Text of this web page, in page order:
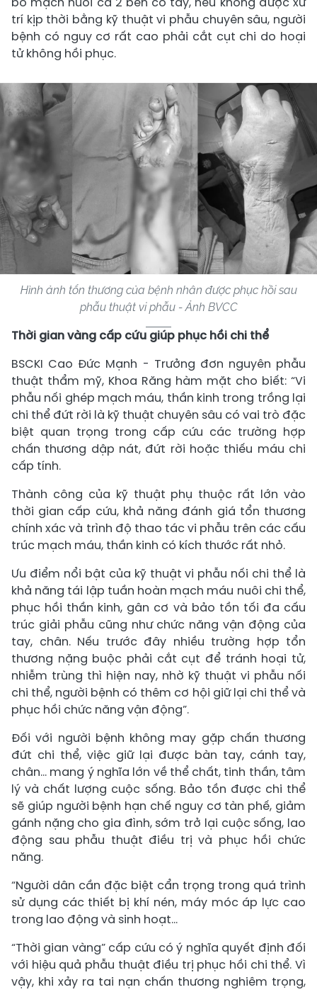
trí kịp thời bằng kỹ thuật vi phẫu chuyên sâu, người
bệnh có nguy cơ rất cao phải cắt cụt chi do hoại
tử không hồi phục.
Hình ảnh tổn thương của bệnh nhân được phục hồi sau
phẫu thuật vi phẫu - Ảnh BVCC
Thời gian vàng cấp cứu giúp phục hồi chi thể
BSCKI Cao Đức Mạnh - Trưởng đơn nguyên phẫu
thuật thẩm mỹ, Khoa Răng hàm mặt cho biết: “Vi
phẫu nối ghép mạch máu, thần kinh trong trồng lại
chi thể đứt rời là kỹ thuật chuyên sâu có vai trò đặc
biệt quan trọng trong cấp cứu các trường hợp
chấn thương dập nát, đứt rời hoặc thiếu máu chi
cấp tính.
Thành công của kỹ thuật phụ thuộc rất lớn vào
thời gian cấp cứu, khả năng đánh giá tổn thương
chính xác và trình độ thao tác vi phẫu trên các cấu
trúc mạch máu, thần kinh có kích thước rất nhỏ.
Ưu điểm nổi bật của kỹ thuật vi phẫu nối chi thể là
khả năng tái lập tuần hoàn mạch máu nuôi chi thể,
phục hồi thần kinh, gân cơ và bảo tồn tối đa cấu
trúc giải phẫu cũng như chức năng vận động của
tay, chân. Nếu trước đây nhiều trường hợp tổn
thương nặng buộc phải cắt cụt để tránh hoại tử,
nhiễm trùng thì hiện nay, nhờ kỹ thuật vi phẫu nối
chi thể, người bệnh có thêm cơ hội giữ lại chi thể và
phục hồi chức năng vận động”.
Đối với người bệnh không may gặp chấn thương
đứt chi thể, việc giữ lại được bàn tay, cánh tay,
chân… mang ý nghĩa lớn về thể chất, tinh thần, tâm
lý và chất lượng cuộc sống. Bảo tồn được chi thể
sẽ giúp người bệnh hạn chế nguy cơ tàn phế, giảm
gánh nặng cho gia đình, sớm trở lại cuộc sống, lao
động sau phẫu thuật điều trị và phục hồi chức
năng.
“Người dân cần đặc biệt cẩn trọng trong quá trình
sử dụng các thiết bị khí nén, máy móc áp lực cao
trong lao động và sinh hoạt...
“Thời gian vàng” cấp cứu có ý nghĩa quyết định đối
với hiệu quả phẫu thuật điều trị phục hồi chi thể. Vì
vậy, khi xảy ra tai nạn chấn thương nghiêm trọng,